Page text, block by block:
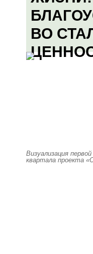
ВО
Визуализация
квартала проекта